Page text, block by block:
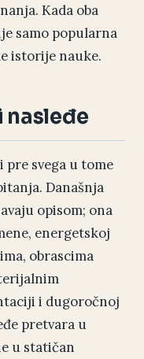
Kada oba
samo popularna
istorije nauke.
nasleđe
pre svega u tome
Današnja
opisom; ona
energetskoj
obrascima
i dugoročnoj
pretvara u
u statičan